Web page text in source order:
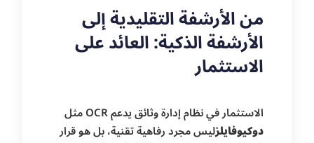
من الأرشفة التقليدية إلى
الأرشفة الذكية: العائد على
الاستثمار
الاستثمار في نظام إدارة وثائق يدعم OCR مثل
دوكيوفايلزليس مجرد رفاهية تقنية، بل هو قرار